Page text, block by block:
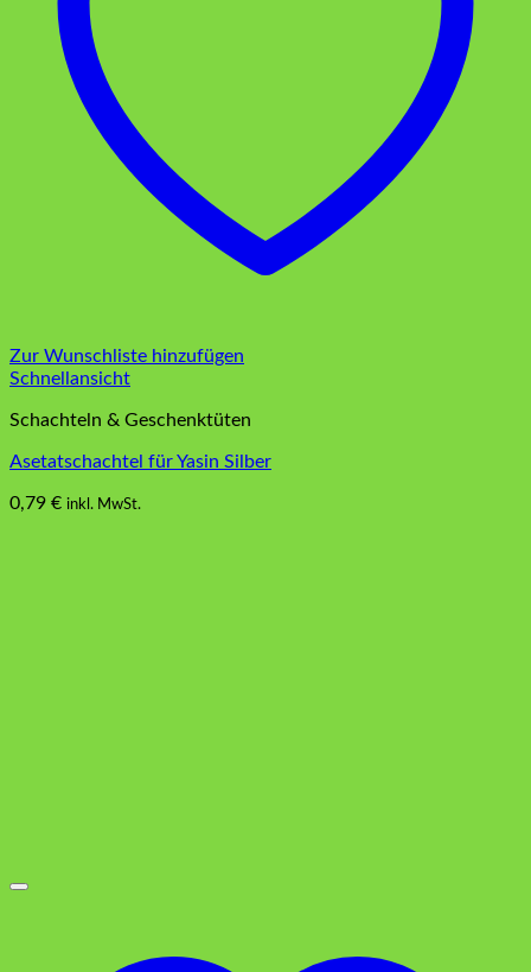
Zur Wunschliste hinzufügen
Schnellansicht
Schachteln & Geschenktüten
Asetatschachtel für Yasin Silber
0,79 € inkl. MwSt.